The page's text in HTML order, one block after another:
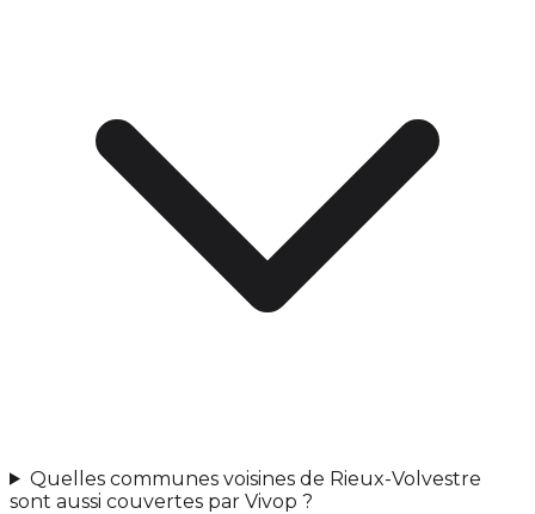
Quelles communes voisines de Rieux-Volvestre
sont aussi couvertes par Vivop ?